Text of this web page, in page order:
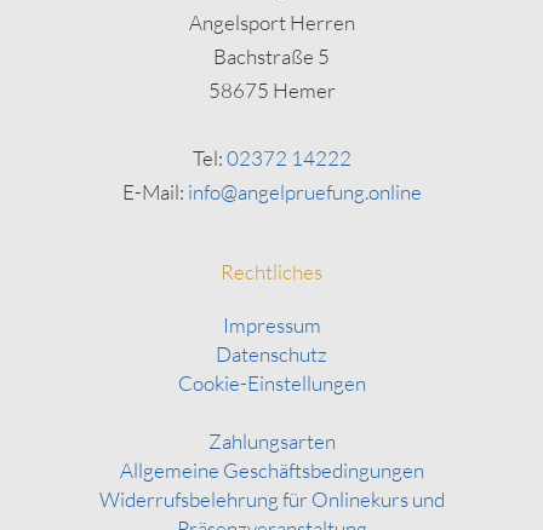
Angelsport Herren
Bachstraße 5
58675 Hemer
Tel:02372 14222
E-Mail: info@angelpruefung.online
Rechtliches
Impressum
Datenschutz
Cookie-Einstellungen
Zahlungsarten
Allgemeine Geschäftsbedingungen
Widerrufsbelehrung für Onlinekurs und